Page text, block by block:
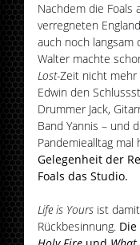
Nachdem die Foals
verregneten
auch noch langsam
Walter machte
Lost-Zeit nicht mehr
Edwin den
Drummer Jack,
Band Yannis – und
Pandemiealltag
Gelegenheit der
Foals das Studio.
Life is Yours ist
Rückbesinnung.